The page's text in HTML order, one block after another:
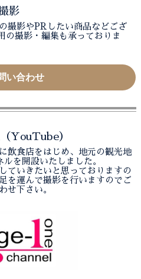
影
撮影やPRしたい商品などござ
撮影・編集も承っておりま
い合わせ
YouTube）
飲食店をはじめ、地元の観光地
を開設いたしました。
ていきたいと思っておりますの
を運んで撮影を行いますのでご
せ下さい。